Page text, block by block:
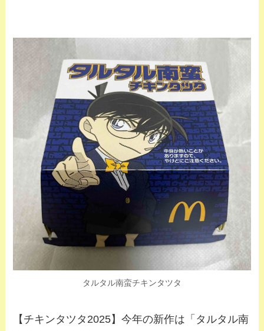
タルタル南蛮チキンタツタ
【チキンタツタ2025】今年の新作は「タルタル南